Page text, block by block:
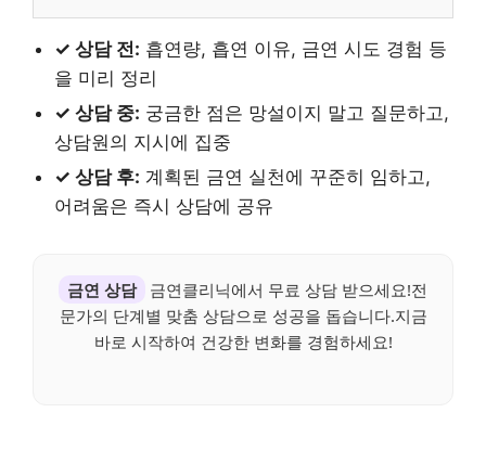
✓ 상담 전: 흡연량, 흡연 이유, 금연 시도 경험 등
을 미리 정리
✓ 상담 중: 궁금한 점은 망설이지 말고 질문하고,
상담원의 지시에 집중
✓ 상담 후: 계획된 금연 실천에 꾸준히 임하고,
어려움은 즉시 상담에 공유
금연 상담
금연클리닉에서 무료 상담 받으세요!전
문가의 단계별 맞춤 상담으로 성공을 돕습니다.지금
바로 시작하여 건강한 변화를 경험하세요!